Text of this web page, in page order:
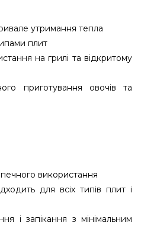
утримання тепла
плит
на грилі та відкритому
приготування овочів та
використання
для всіх типів плит і
і запікання з мінімальним